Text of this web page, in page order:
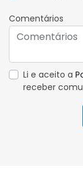
Comentários
Li e aceito a
receber